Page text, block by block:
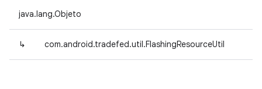
java.lang.Objeto
↳ com.android.tradefed.util.FlashingResourceUtil